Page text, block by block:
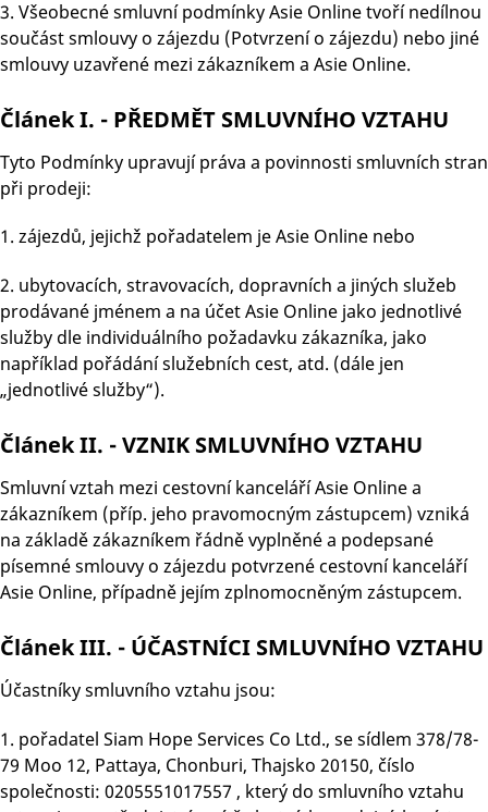
3. Všeobecné smluvní podmínky Asie Online tvoří nedílnou
součást smlouvy o zájezdu (Potvrzení o zájezdu) nebo jiné
smlouvy uzavřené mezi zákazníkem a Asie Online.
Článek I. - PŘEDMĚT SMLUVNÍHO VZTAHU
Tyto Podmínky upravují práva a povinnosti smluvních stran
při prodeji:
1. zájezdů, jejichž pořadatelem je Asie Online nebo
2. ubytovacích, stravovacích, dopravních a jiných služeb
prodávané jménem a na účet Asie Online jako jednotlivé
služby dle individuálního požadavku zákazníka, jako
například pořádání služebních cest, atd. (dále jen
„jednotlivé služby“).
Článek II. - VZNIK SMLUVNÍHO VZTAHU
Smluvní vztah mezi cestovní kanceláří Asie Online a
zákazníkem (příp. jeho pravomocným zástupcem) vzniká
na základě zákazníkem řádně vyplněné a podepsané
písemné smlouvy o zájezdu potvrzené cestovní kanceláří
Asie Online, případně jejím zplnomocněným zástupcem.
Článek III. - ÚČASTNÍCI SMLUVNÍHO VZTAHU
Účastníky smluvního vztahu jsou:
1. pořadatel Siam Hope Services Co Ltd., se sídlem 378/78-
79 Moo 12, Pattaya, Chonburi, Thajsko 20150, číslo
společnosti: 0205551017557 , který do smluvního vztahu